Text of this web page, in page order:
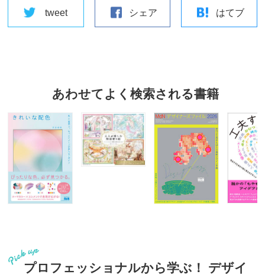
tweet シェア はてブ
あわせてよく検索される書籍
プロフェッショナルから学ぶ！ デザイ